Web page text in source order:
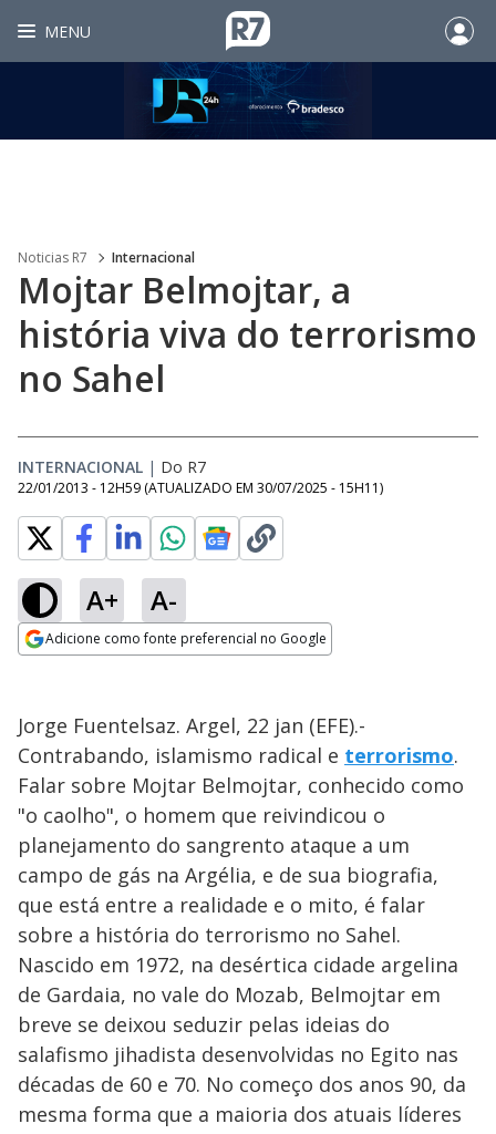
MENU
Noticias R7 Internacional
Mojtar Belmojtar, a
história viva do terrorismo
no Sahel
INTERNACIONAL | Do R7
22/01/2013 - 12H59 (ATUALIZADO EM 30/07/2025 - 15H11)
A+ A-
Adicione como fonte preferencial no Google
Jorge Fuentelsaz. Argel, 22 jan (EFE).-
Contrabando, islamismo radical e terrorismo.
Falar sobre Mojtar Belmojtar, conhecido como
"o caolho", o homem que reivindicou o
planejamento do sangrento ataque a um
campo de gás na Argélia, e de sua biografia,
que está entre a realidade e o mito, é falar
sobre a história do terrorismo no Sahel.
Nascido em 1972, na desértica cidade argelina
de Gardaia, no vale do Mozab, Belmojtar em
breve se deixou seduzir pelas ideias do
salafismo jihadista desenvolvidas no Egito nas
décadas de 60 e 70. No começo dos anos 90, da
mesma forma que a maioria dos atuais líderes